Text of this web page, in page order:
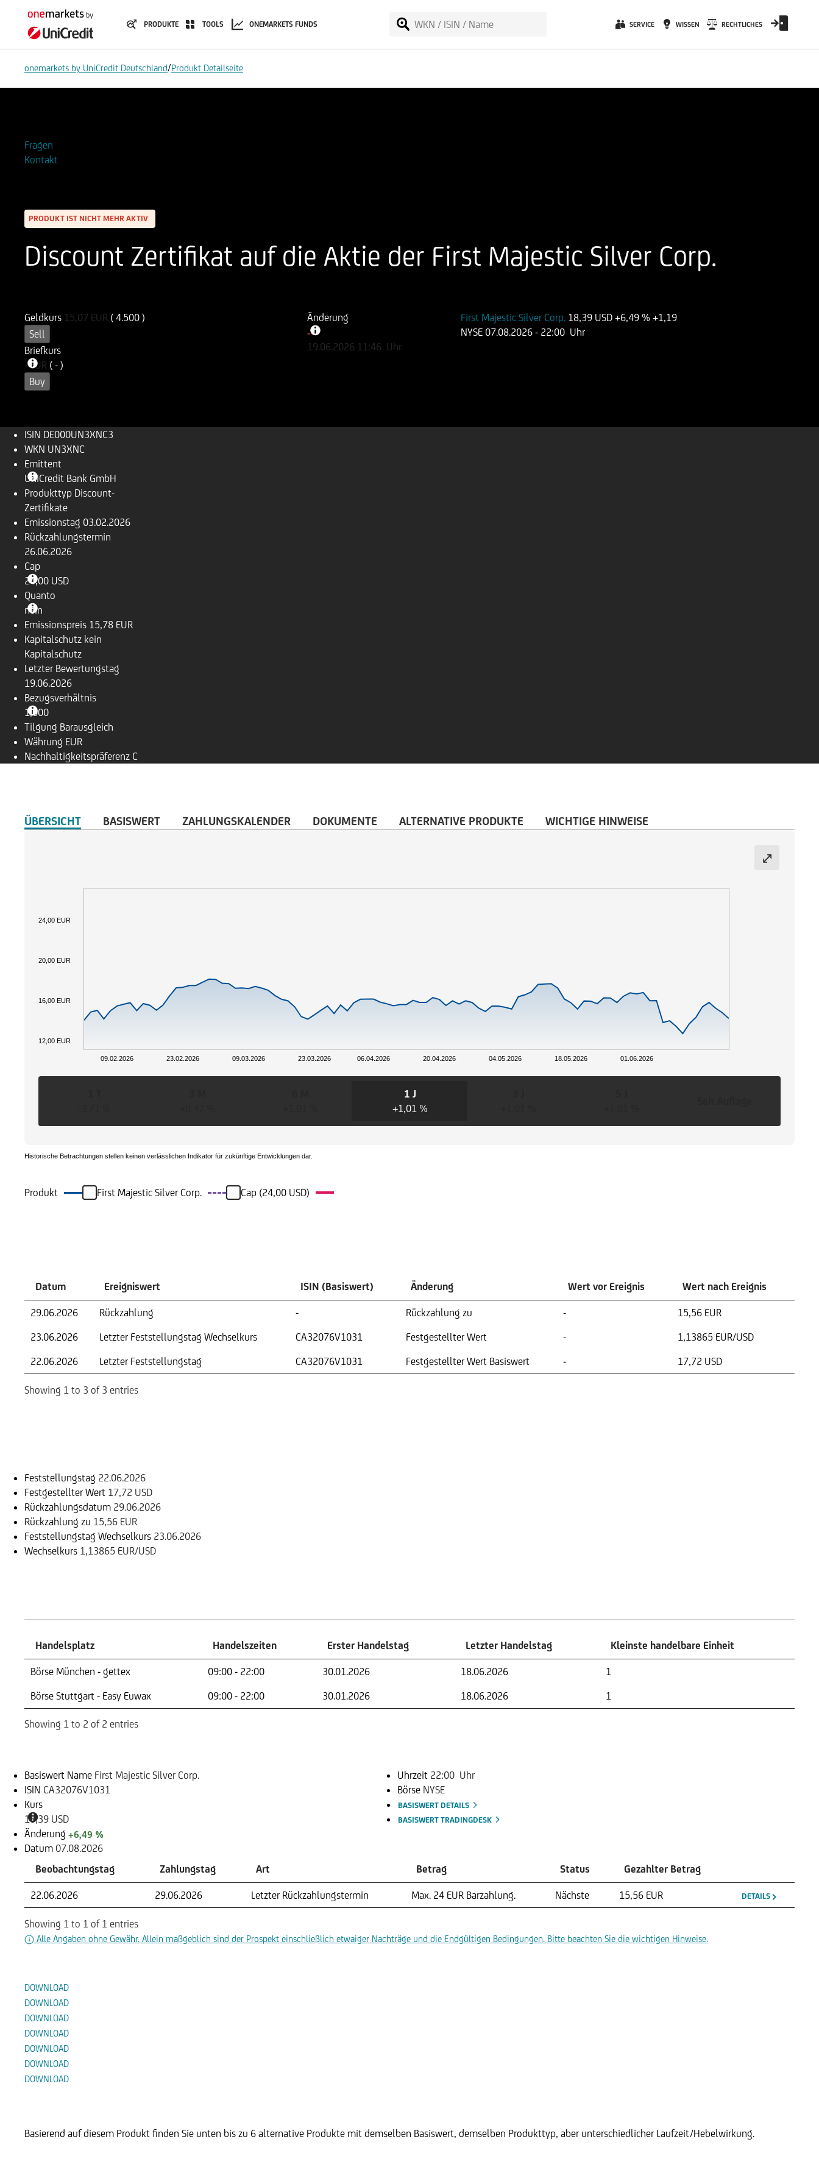
PRODUKTE TOOLS ONEMARKETS FUNDS SERVICE WISSEN RECHTLICHES
onemarkets by UniCredit Deutschland/Produkt Detailseite
Fragen
Kontakt
PRODUKT IST NICHT MEHR AKTIV
Discount Zertifikat auf die Aktie der First Majestic Silver Corp.
Geldkurs 15,07 EUR ( 4.500 )
Sell
Briefkurs
-EUR ( - )
Buy
Änderung
--
19.06.2026 11:46 Uhr
First Majestic Silver Corp. 18,39 USD +6,49 %+1,19
NYSE 07.08.2026 - 22:00 Uhr
ISIN DE000UN3XNC3
WKN UN3XNC
Emittent
UniCredit Bank GmbH
Produkttyp Discount-
Zertifikate
Emissionstag 03.02.2026
Rückzahlungs­termin
26.06.2026
Cap
24,00 USD
Quanto
nein
Emissionspreis 15,78 EUR
Kapitalschutz kein
Kapitalschutz
Letzter Bewertungstag
19.06.2026
Bezugsverhältnis
1,000
Tilgung Barausgleich
Währung EUR
Nachhaltigkeitspräferenz C
ÜBERSICHT BASISWERT ZAHLUNGSKALENDER DOKUMENTE ALTERNATIVE PRODUKTE WICHTIGE HINWEISE
09.02.2026 23.02.2026 09.03.2026 23.03.2026 06.04.2026 20.04.2026 04.05.2026 18.05.2026 01.06.2026
12,00 EUR
16,00 EUR
20,00 EUR
24,00 EUR
1 J
+1,01 %
Historische Betrachtungen stellen keinen verlässlichen Indikator für zukünftige Entwicklungen dar.
Produkt First Majestic Silver Corp. Cap (24,00 USD)
Datum Ereigniswert ISIN (Basiswert) Änderung Wert vor Ereignis Wert nach Ereignis
29.06.2026 Rückzahlung - Rückzahlung zu -
15,56 EUR
23.06.2026
Letzter Feststellungstag Wechselkurs CA32076V1031 Festgestellter Wert -
1,13865 EUR/USD
22.06.2026
Letzter Feststellungstag CA32076V1031 Festgestellter Wert Basiswert - 17,72 USD
Showing 1 to 3 of 3 entries
Feststellungstag 22.06.2026
Festgestellter Wert 17,72 USD
Rückzahlungsdatum 29.06.2026
Rückzahlung zu 15,56 EUR
Feststellungstag Wechselkurs 23.06.2026
Wechselkurs 1,13865 EUR/USD
Handelsplatz Handelszeiten Erster Handelstag Letzter Handelstag
Kleinste handelbare Einheit
Handelsplatz
Handelszeiten Erster Handelstag Letzter Handelstag
Börse München - gettex 09:00 - 22:00 30.01.2026 18.06.2026
1
Börse Stuttgart - Easy Euwax
09:00 - 22:00 30.01.2026 18.06.2026 1
Showing 1 to 2 of 2 entries
Basiswert Name First Majestic Silver Corp.
ISIN CA32076V1031
Kurs
18,39 USD
Änderung +6,49 %
Datum 07.08.2026
Uhrzeit 22:00 Uhr
Börse NYSE
BASISWERT DETAILS
BASISWERT TRADINGDESK
Beobachtungstag Zahlungstag Art Betrag Status Gezahlter Betrag
22.06.2026 29.06.2026 Letzter Rückzahlungstermin Max. 24 EUR Barzahlung. Nächste 15,56 EUR DETAILS
Showing 1 to 1 of 1 entries
Alle Angaben ohne Gewähr. Allein maßgeblich sind der Prospekt einschließlich etwaiger Nachträge und die Endgültigen Bedingungen. Bitte beachten Sie die wichtigen Hinweise.
DOWNLOAD
DOWNLOAD
DOWNLOAD
DOWNLOAD
DOWNLOAD
DOWNLOAD
DOWNLOAD
Basierend auf diesem Produkt finden Sie unten bis zu 6 alternative Produkte mit demselben Basiswert, demselben Produkttyp, aber unterschiedlicher Laufzeit/Hebelwirkung.